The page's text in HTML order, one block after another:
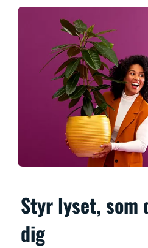
Styr lyset, som
dig